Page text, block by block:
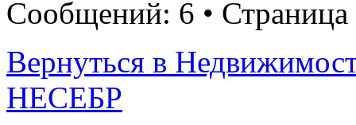
Сообщений: 6 • Страница
Вернуться в
НЕСЕБР